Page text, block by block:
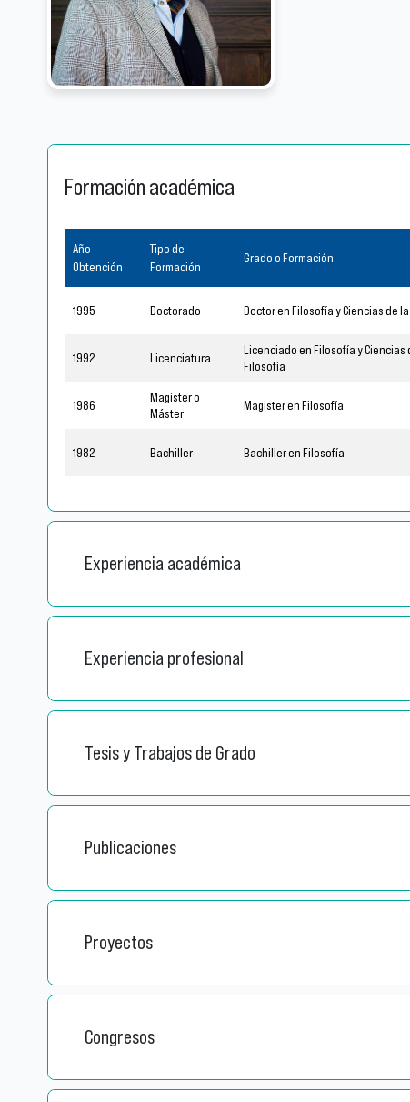
Formación académica
Año
Obtención
Tipo de
Formación
Grado o Formación
1995 Doctorado Doctor en Filosofía y Ciencias de
1992 Licenciatura
Licenciado en Filosofía y
Filosofía
1986
Magíster o
Máster
Magister en Filosofía
1982 Bachiller Bachiller en Filosofía
Experiencia académica
Experiencia profesional
Tesis y Trabajos de Grado
Publicaciones
Proyectos
Congresos